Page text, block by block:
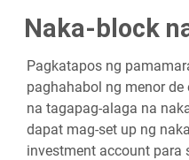
Naka-block
Pagkatapos ng
paghahabol ng menor
na tagapag-alaga na
dapat mag-set up ng
investment account para